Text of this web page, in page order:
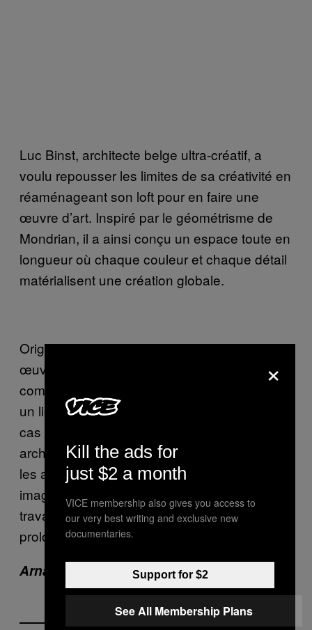
Luc Binst, architecte belge ultra-créatif, a
voulu repousser les limites de sa créativité en
réaménageant son loft pour en faire une
œuvre d’art. Inspiré par le géométrisme de
Mondrian, il a ainsi conçu un espace toute en
longueur où chaque couleur et chaque détail
matérialisent une création globale.
Originales et uniques comme le sont les
œuvres d’art, ces maisons peuvent se visiter
comme on visite une exposition où devenir
un lieu de vie à part entière. Elles sont en tout
cas bien plus qu’un simple projet
architectural. Véritables exercices de style,
les artistes qui les ont conçus avec
imagination et talent ont voulu ancrer leur
travail dans la vie réelle en donnant un
prolongement inédit à leur œuvre.
Arnaud est sur
Twitter.
×
Kill the ads for
just $2 a month
VICE membership also gives you access to
our very best writing and exclusive new
documentaries.
Support for $2
See All Membership Plans